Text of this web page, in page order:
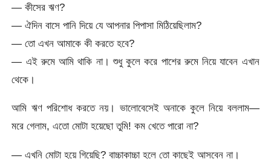
— কীসের ঋণ?
— ঐদিন বাসে পানি দিয়ে যে আপনার পিপাসা মিঠিয়েছিলাম?
— তো এখন আমাকে কী করতে হবে?
— এই রুমে আমি থাকি না। শুধু কুলে করে পাশের রুমে নিয়ে যাবেন এখান
থেকে।
আমি ঋণ পরিশোধ করতে নয়। ভালোবেসেই অনাকে কুলে নিয়ে বললাম—
মরে গেলাম, এতো মোটা হয়েছো তুমি! কম খেতে পারো না?
— এখনি মোটা হয়ে গিয়েছি? বাচ্চাকাচ্চা হলে তো কাছেই আসবেন না।